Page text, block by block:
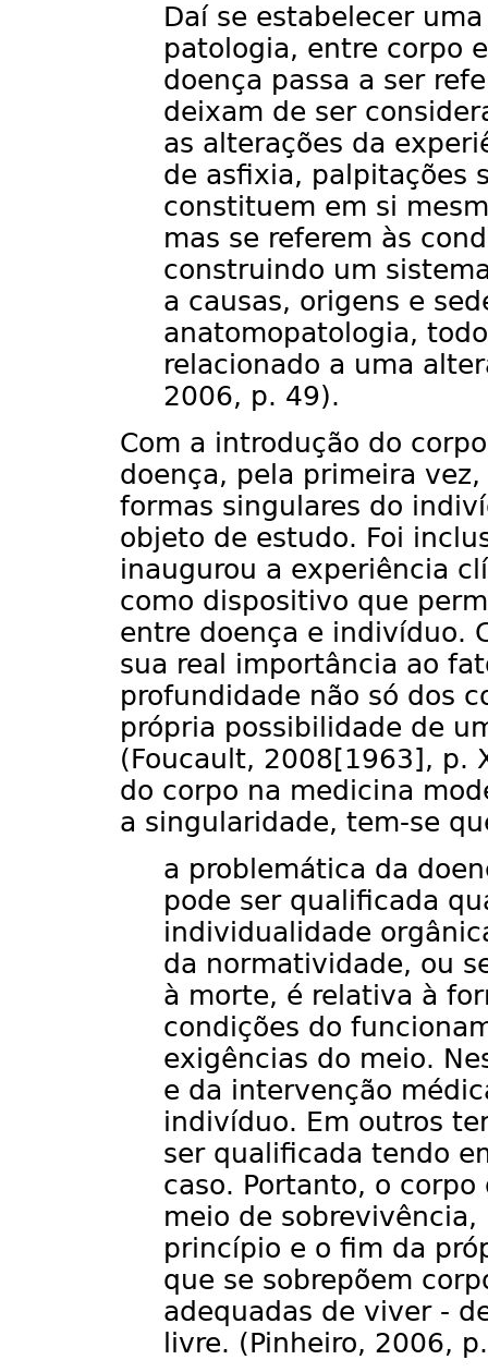
Daí se estabelecer
patologia, entre corpo
doença passa a ser
deixam de ser
as alterações da
de asfixia, palpitações
constituem em si
mas se referem às
construindo um
a causas, origens e
anatomopatologia,
relacionado a uma
2006, p. 49).
Com a introdução do
doença, pela primeira
formas singulares do
objeto de estudo. Foi
inaugurou a experiência
como dispositivo que
entre doença e indivíduo.
sua real importância ao
profundidade não só dos
própria possibilidade de
(Foucault, 2008[1963], p.
do corpo na medicina
a singularidade, tem-se
a problemática da
pode ser qualificada
individualidade
da normatividade, ou
à morte, é relativa à
condições do
exigências do meio.
e da intervenção
indivíduo. Em outros
ser qualificada tendo
caso. Portanto, o
meio de
princípio e o fim da
que se sobrepõem
adequadas de viver -
livre. (Pinheiro, 2006,